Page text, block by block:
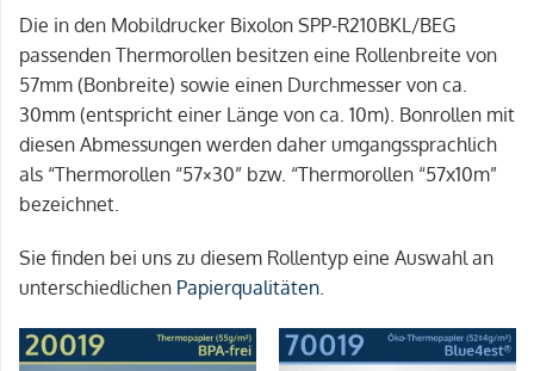
Die in den Mobildrucker Bixolon SPP-R210BKL/BEG
passenden Thermorollen besitzen eine Rollenbreite von
57mm (Bonbreite) sowie einen Durchmesser von ca.
30mm (entspricht einer Länge von ca. 10m). Bonrollen mit
diesen Abmessungen werden daher umgangssprachlich
als “Thermorollen “57×30” bzw. “Thermorollen “57x10m”
bezeichnet.
Sie finden bei uns zu diesem Rollentyp eine Auswahl an
unterschiedlichen Papierqualitäten.